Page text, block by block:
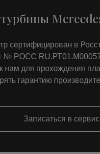
сертифицирован в
№ РОСС
нам для прохождения
гарантию
Записаться в сервис